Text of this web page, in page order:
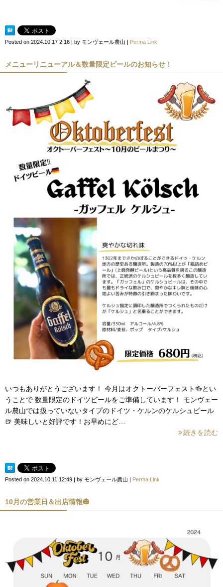
Posted on 2024.10.17 2:16 | by モンヴェール農山 | Perma Link
メニューリニューアル＆数量限定ビールのお知らせ！
いつもありがとうございます！ 今月はオクトーバーフェスト🍻とい
うことで 数量限定のドイツビールをご準備しています！ モンヴェー
ル農山では扱っていないタイプのドイツ・ケルンのケルシュビール
🍺 美味しいと好評です！お早めにど…
続きを読む
Posted on 2024.10.11 12:49 | by モンヴェール農山 | Perma Link
10月の営業日＆出店情報🎃